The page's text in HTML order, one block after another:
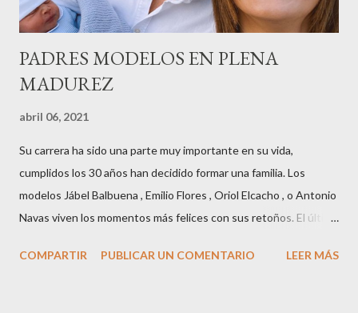
PADRES MODELOS EN PLENA
MADUREZ
abril 06, 2021
Su carrera ha sido una parte muy importante en su vida,
cumplidos los 30 años han decidido formar una familia. Los
modelos Jábel Balbuena , Emilio Flores , Oriol Elcacho , o Antonio
Navas viven los momentos más felices con sus retoños. El último
M ateo nació en Barcelona hace poco más de una semana. El top
COMPARTIR PUBLICAR UN COMENTARIO LEER MÁS